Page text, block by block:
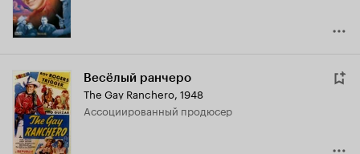
Весёлый ранчеро
The Gay Ranchero, 1948
ассоциированный продюсер